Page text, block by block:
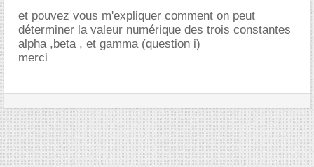
et pouvez vous m'expliquer comment on peut
déterminer la valeur numérique des trois constantes
alpha ,beta , et gamma (question i)
merci